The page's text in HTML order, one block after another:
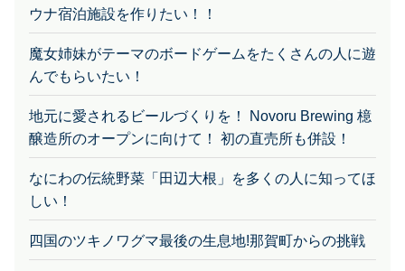
ウナ宿泊施設を作りたい！！
魔女姉妹がテーマのボードゲームをたくさんの人に遊
んでもらいたい！
地元に愛されるビールづくりを！ Novoru Brewing 檍
醸造所のオープンに向けて！ 初の直売所も併設！
なにわの伝統野菜「田辺大根」を多くの人に知ってほ
しい！
四国のツキノワグマ最後の生息地!那賀町からの挑戦